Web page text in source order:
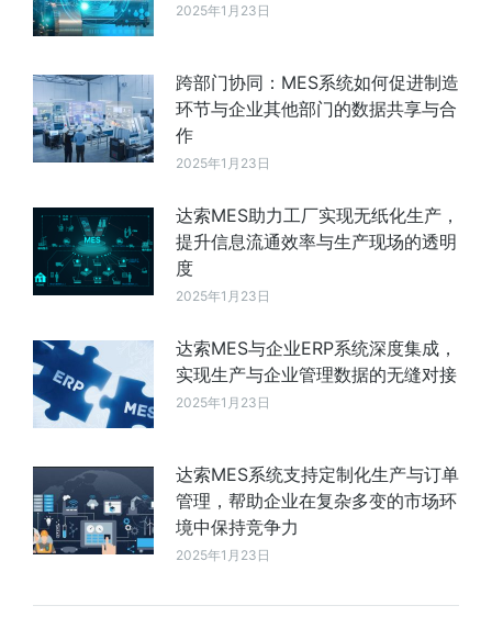
2025年1月23日
跨部门协同：MES系统如何促进制造
环节与企业其他部门的数据共享与合
作
2025年1月23日
达索MES助力工厂实现无纸化生产，
提升信息流通效率与生产现场的透明
度
2025年1月23日
达索MES与企业ERP系统深度集成，
实现生产与企业管理数据的无缝对接
2025年1月23日
达索MES系统支持定制化生产与订单
管理，帮助企业在复杂多变的市场环
境中保持竞争力
2025年1月23日